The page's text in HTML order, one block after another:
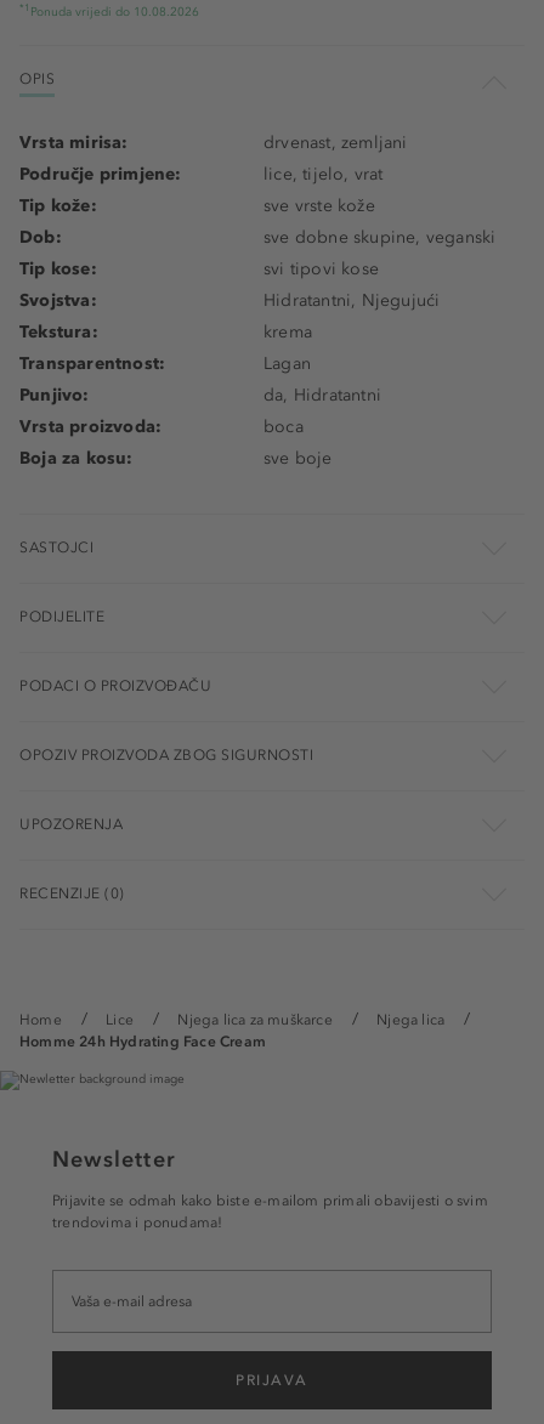
Home Lice Njega lica za muškarce
Njega lica
Homme 24h Hydrating Face Cream
*1 Ponuda vrijedi do 10.08.2026
OPIS
Vrsta mirisa:
drvenast, zemljani
Područje primjene:
lice, tijelo, vrat
Tip kože:
sve vrste kože
Dob:
sve dobne skupine, veganski
Tip kose:
svi tipovi kose
Svojstva:
Hidratantni, Njegujući
Tekstura:
krema
Transparentnost:
Lagan
Punjivo:
da, Hidratantni
Vrsta proizvoda:
boca
Boja za kosu:
sve boje
SASTOJCI
PODIJELITE
PODACI O PROIZVOĐAČU
OPOZIV PROIZVODA ZBOG SIGURNOSTI
UPOZORENJA
RECENZIJE (0)
Newsletter
Prijavite se odmah kako biste e-mailom primali obavijesti o svim
trendovima i ponudama!
PRIJAVA